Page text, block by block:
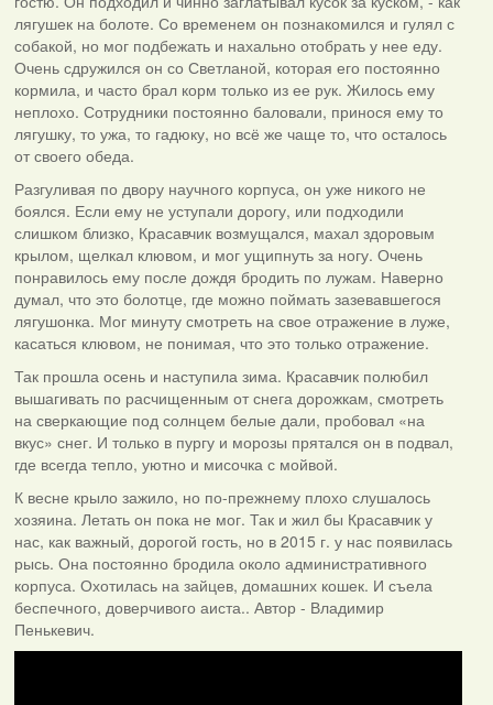
лягушек на болоте. Со временем он познакомился и гулял с
собакой, но мог подбежать и нахально отобрать у нее еду.
Очень сдружился он со Светланой, которая его постоянно
кормила, и часто брал корм только из ее рук. Жилось ему
неплохо. Сотрудники постоянно баловали, принося ему то
лягушку, то ужа, то гадюку, но всё же чаще то, что осталось
от своего обеда.
Разгуливая по двору научного корпуса, он уже никого не
боялся. Если ему не уступали дорогу, или подходили
слишком близко, Красавчик возмущался, махал здоровым
крылом, щелкал клювом, и мог ущипнуть за ногу. Очень
понравилось ему после дождя бродить по лужам. Наверно
думал, что это болотце, где можно поймать зазевавшегося
лягушонка. Мог минуту смотреть на свое отражение в луже,
касаться клювом, не понимая, что это только отражение.
Так прошла осень и наступила зима. Красавчик полюбил
вышагивать по расчищенным от снега дорожкам, смотреть
на сверкающие под солнцем белые дали, пробовал «на
вкус» снег. И только в пургу и морозы прятался он в подвал,
где всегда тепло, уютно и мисочка с мойвой.
К весне крыло зажило, но по-прежнему плохо слушалось
хозяина. Летать он пока не мог. Так и жил бы Красавчик у
нас, как важный, дорогой гость, но в 2015 г. у нас появилась
рысь. Она постоянно бродила около административного
корпуса. Охотилась на зайцев, домашних кошек. И съела
беспечного, доверчивого аиста.. Автор - Владимир
Пенькевич.